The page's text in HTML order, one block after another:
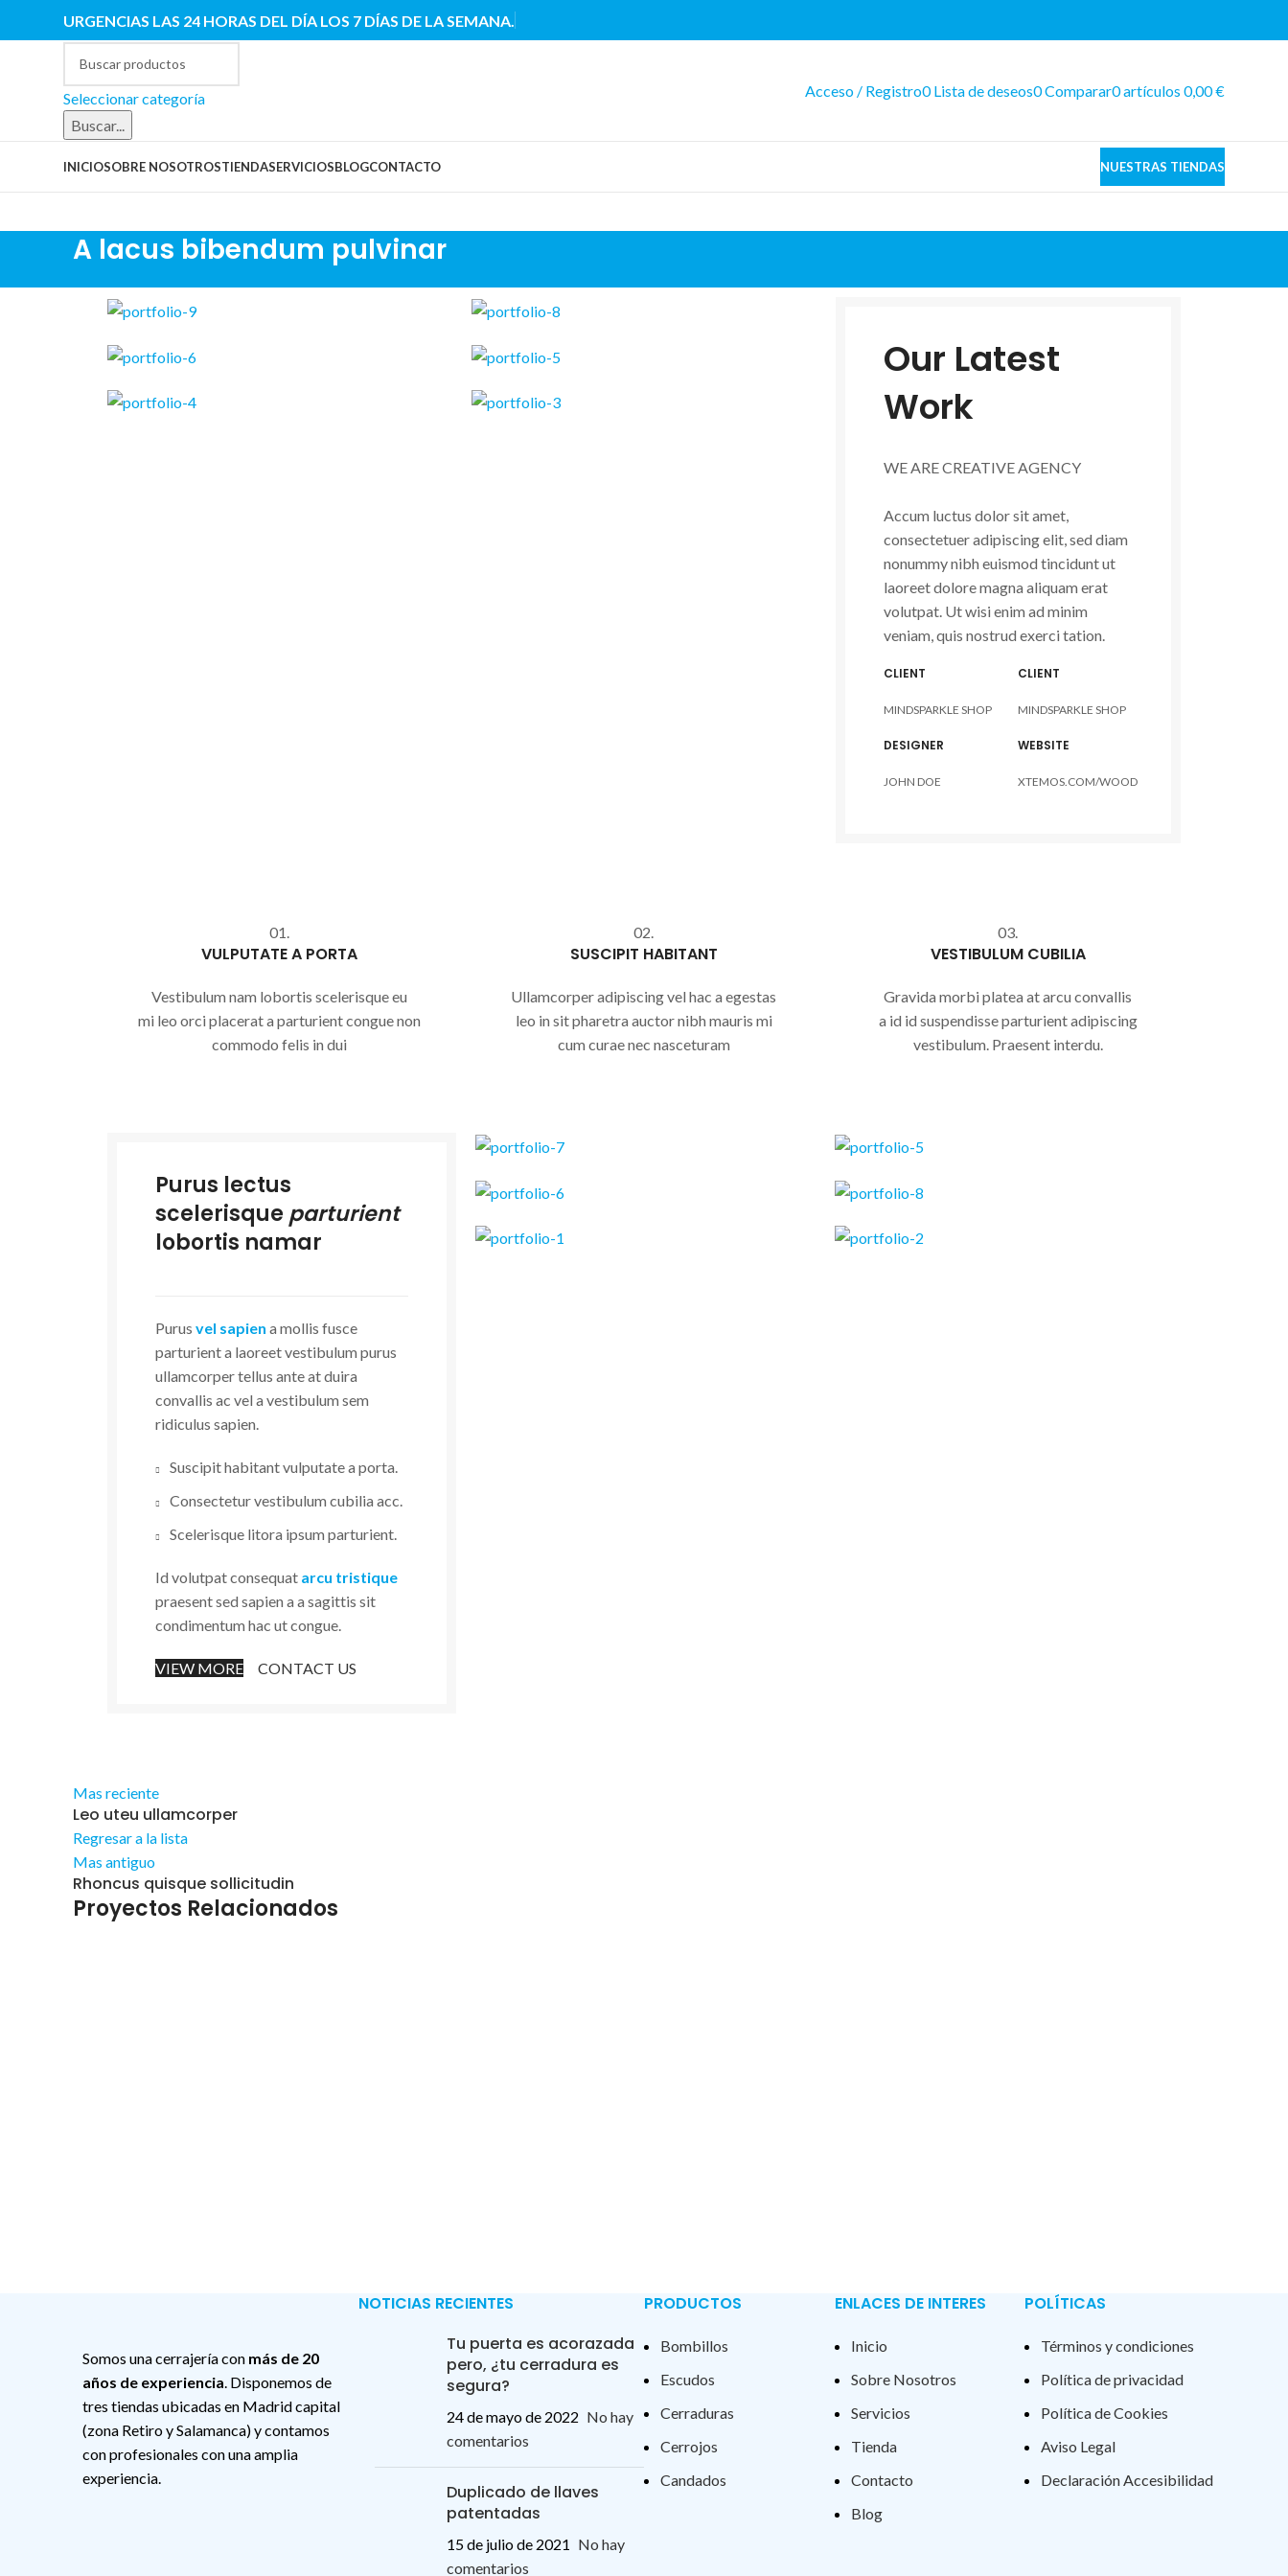
URGENCIAS LAS 24 HORAS DEL DÍA LOS 7 DÍAS DE LA SEMANA.
Seleccionar categoría
Buscar...
Acceso / Registro0Lista de deseos0Comparar0artículos 0,00€
INICIOSOBRE NOSOTROSTIENDASERVICIOSBLOGCONTACTO NUESTRAS TIENDAS
A lacus bibendum pulvinar
Our Latest
Work
WE ARE CREATIVE AGENCY
Accum luctus dolor sit amet,
consectetuer adipiscing elit, sed diam
nonummy nibh euismod tincidunt ut
laoreet dolore magna aliquam erat
volutpat. Ut wisi enim ad minim
veniam, quis nostrud exerci tation.
CLIENT
MINDSPARKLE SHOP
CLIENT
MINDSPARKLE SHOP
DESIGNER
JOHN DOE
WEBSITE
XTEMOS.COM/WOOD
01.
VULPUTATE A PORTA
Vestibulum nam lobortis scelerisque eu
mi leo orci placerat a parturient congue non
commodo felis in dui
02.
SUSCIPIT HABITANT
Ullamcorper adipiscing vel hac a egestas
leo in sit pharetra auctor nibh mauris mi
cum curae nec nasceturam
03.
VESTIBULUM CUBILIA
Gravida morbi platea at arcu convallis
a id id suspendisse parturient adipiscing
vestibulum. Praesent interdu.
Purus lectus
scelerisque parturient
lobortis namar
Purus vel sapien a mollis fusce
parturient a laoreet vestibulum purus
ullamcorper tellus ante at duira
convallis ac vel a vestibulum sem
ridiculus sapien.
Suscipit habitant vulputate a porta.
Consectetur vestibulum cubilia acc.
Scelerisque litora ipsum parturient.
Id volutpat consequat arcu tristique
praesent sed sapien a a sagittis sit
condimentum hac ut congue.
VIEW MORE CONTACT US
Mas reciente
Leo uteu ullamcorper
Regresar a la lista
Mas antiguo
Rhoncus quisque sollicitudin
Proyectos Relacionados
Somos una cerrajería con más de 20
años de experiencia. Disponemos de
tres tiendas ubicadas en Madrid capital
(zona Retiro y Salamanca) y contamos
con profesionales con una amplia
experiencia.
NOTICIAS RECIENTES
Tu puerta es acorazada
pero, ¿tu cerradura es
segura?
24 de mayo de 2022 No hay
comentarios
Duplicado de llaves
patentadas
15 de julio de 2021 No hay
comentarios
PRODUCTOS
Bombillos
Escudos
Cerraduras
Cerrojos
Candados
ENLACES DE INTERES
Inicio
Sobre Nosotros
Servicios
Tienda
Contacto
Blog
POLÍTICAS
Términos y condiciones
Política de privacidad
Política de Cookies
Aviso Legal
Declaración Accesibilidad